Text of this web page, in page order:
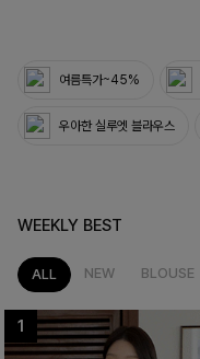
여름특가~45%
우아한 실루엣 블라우스
WEEKLY BEST
ALL NEW BLOUSE